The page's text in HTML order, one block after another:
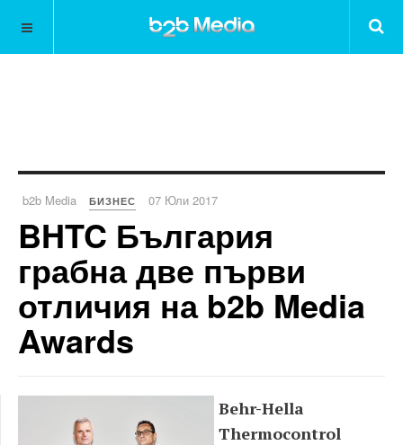
b2b Media БИЗНЕС 07 Юли 2017
BHTC България
грабна две първи
отличия на b2b Media
Awards
Behr-Hella
Thermocontrol